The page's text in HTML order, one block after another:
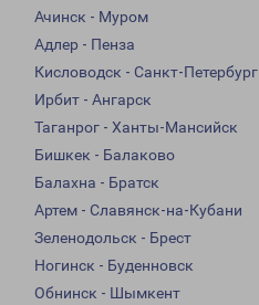
Ачинск - Муром
Адлер - Пенза
Кисловодск - Санкт-Петербург
Ирбит - Ангарск
Таганрог - Ханты-Мансийск
Бишкек - Балаково
Балахна - Братск
Артем - Славянск-на-Кубани
Зеленодольск - Брест
Ногинск - Буденновск
Обнинск - Шымкент